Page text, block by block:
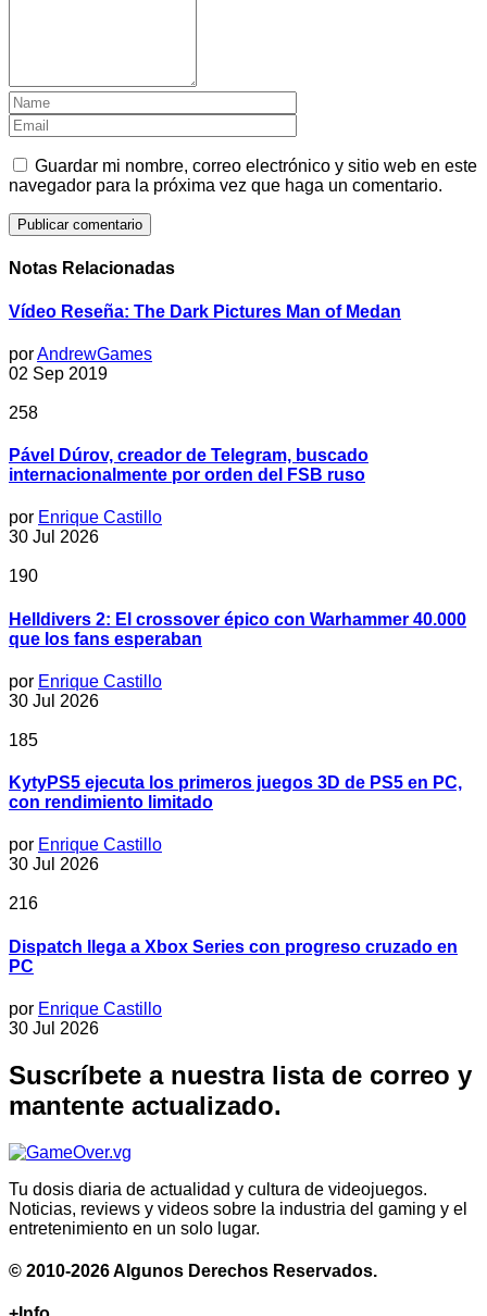
Guardar mi nombre, correo electrónico y sitio web en este
navegador para la próxima vez que haga un comentario.
Notas Relacionadas
Vídeo Reseña: The Dark Pictures Man of Medan
porAndrewGames
02 Sep 2019
258
Pável Dúrov, creador de Telegram, buscado
internacionalmente por orden del FSB ruso
por Enrique Castillo
30 Jul 2026
190
Helldivers 2: El crossover épico con Warhammer 40.000
que los fans esperaban
por Enrique Castillo
30 Jul 2026
185
KytyPS5 ejecuta los primeros juegos 3D de PS5 en PC,
con rendimiento limitado
por Enrique Castillo
30 Jul 2026
216
Dispatch llega a Xbox Series con progreso cruzado en
PC
por Enrique Castillo
30 Jul 2026
Suscríbete a nuestra lista de correo y
mantente actualizado.
Tu dosis diaria de actualidad y cultura de videojuegos.
Noticias, reviews y videos sobre la industria del gaming y el
entretenimiento en un solo lugar.
© 2010-2026 Algunos Derechos Reservados.